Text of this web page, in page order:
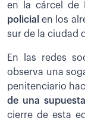
en la cárcel de
policialen los
sur de la ciudad
En las redes
observa una
penitenciario
de una
cierre de esta